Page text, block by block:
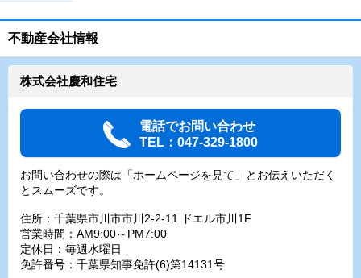
不動産会社情報
株式会社慶和住宅
電話でお問い合わせ
TEL：047-329-1800
お問い合わせの際は「ホームページを見て」とお伝えいただく
とスムーズです。
住所：千葉県市川市市川2-2-11 ドエル市川1F
営業時間：AM9:00～PM7:00
定休日：毎週水曜日
免許番号：千葉県知事免許(6)第14131号